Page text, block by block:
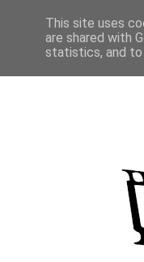
This site uses
are shared with
statistics, and to